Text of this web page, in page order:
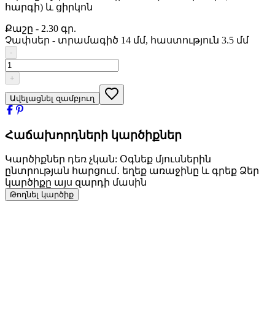
հարգի) և ցիրկոն
Քաշը - 2.30 գր.
Չափսեր - տրամագիծ 14 մմ, հաստություն 3.5 մմ
-
+
Ավելացնել զամբյուղ
Հաճախորդների կարծիքներ
Կարծիքներ դեռ չկան: Օգնեք մյուսներին
ընտրության հարցում․ եղեք առաջինը և գրեք Ձեր
կարծիքը այս զարդի մասին
Թողնել կարծիք